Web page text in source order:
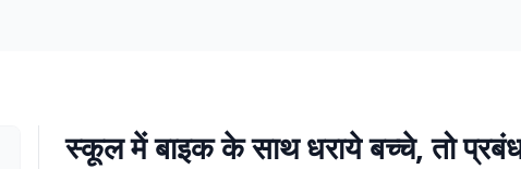
स्कूल में बाइक के साथ धराये बच्चे, तो